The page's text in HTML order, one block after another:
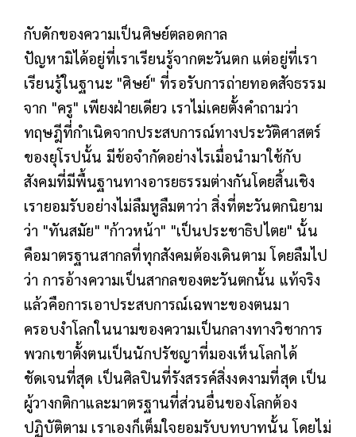
กับดักของความเป็นศิษย์ตลอดกาล
ปัญหามิได้อยู่ที่เราเรียนรู้จากตะวันตก แต่อยู่ที่เรา
เรียนรู้ในฐานะ "ศิษย์" ที่รอรับการถ่ายทอดสัจธรรม
จาก "ครู" เพียงฝ่ายเดียว เราไม่เคยตั้งคำถามว่า
ทฤษฎีที่กำเนิดจากประสบการณ์ทางประวัติศาสตร์
ของยุโรปนั้น มีข้อจำกัดอย่างไรเมื่อนำมาใช้กับ
สังคมที่มีพื้นฐานทางอารยธรรมต่างกันโดยสิ้นเชิง
เรายอมรับอย่างไม่ลืมหูลืมตาว่า สิ่งที่ตะวันตกนิยาม
ว่า "ทันสมัย" "ก้าวหน้า" "เป็นประชาธิปไตย" นั้น
คือมาตรฐานสากลที่ทุกสังคมต้องเดินตาม โดยลืมไป
ว่า การอ้างความเป็นสากลของตะวันตกนั้น แท้จริง
แล้วคือการเอาประสบการณ์เฉพาะของตนมา
ครอบงำโลกในนามของความเป็นกลางทางวิชาการ
พวกเขาตั้งตนเป็นนักปรัชญาที่มองเห็นโลกได้
ชัดเจนที่สุด เป็นศิลปินที่รังสรรค์สิ่งงดงามที่สุด เป็น
ผู้วางกติกาและมาตรฐานที่ส่วนอื่นของโลกต้อง
ปฏิบัติตาม เราเองก็เต็มใจยอมรับบทบาทนั้น โดยไม่